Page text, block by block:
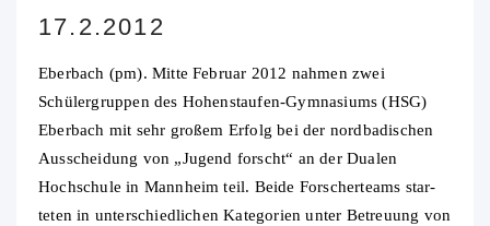
17.2.2012
Eberbach (pm). Mitte Februar 2012 nahmen zwei
Schülergruppen des Hohenstaufen-Gymnasiums (HSG)
Eberbach mit sehr großem Erfolg bei der nordbadischen
Ausscheidung von „Jugend forscht“ an der Dualen
Hochschule in Mannheim teil. Beide Forscherteams star-
teten in unterschiedlichen Kategorien unter Betreuung von